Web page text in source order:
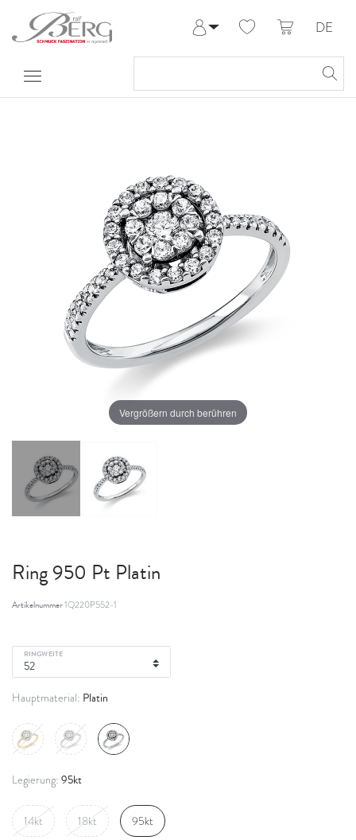
Meine Bestellungen
DE
Vergrößern durch berühren
Ring 950 Pt Platin
Artikelnummer1Q220P552-1
RINGWEITE
Hauptmaterial: Platin
Legierung: 95kt
14kt 18kt 95kt